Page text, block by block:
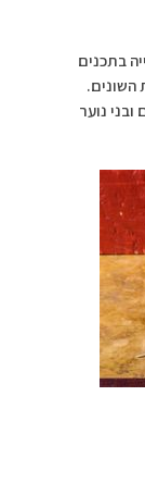
בצפייה בתכנים
השונים.
נוער